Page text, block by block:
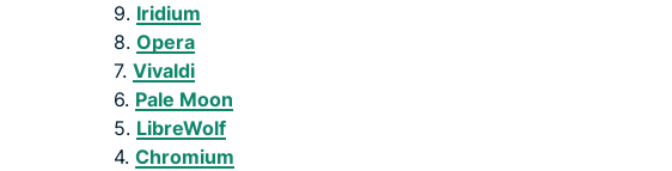
9. Iridium
8. Opera
7. Vivaldi
6. Pale Moon
5. LibreWolf
4. Chromium